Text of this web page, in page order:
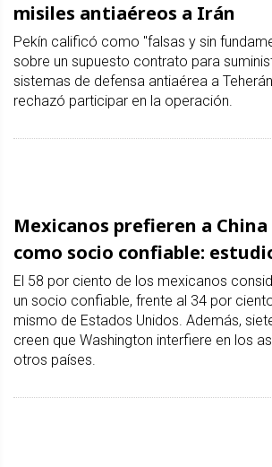
misiles antiaéreos a Irán
Pekín calificó como "falsas y sin
sobre un supuesto contrato para
sistemas de defensa antiaérea a
rechazó participar en la operación.
Mexicanos prefieren a China
como socio confiable:
El 58 por ciento de los mexicanos
un socio confiable, frente al 34 por
mismo de Estados Unidos. Además,
creen que Washington interfiere en los
otros países.